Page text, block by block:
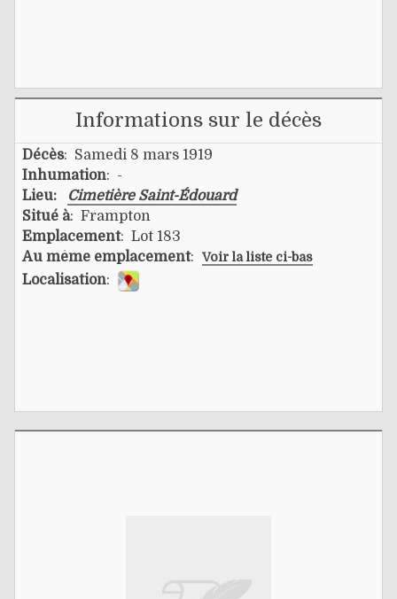
Informations sur le décès
Décès: Samedi 8 mars 1919
Inhumation: -
Lieu:
Cimetière Saint-Édouard
Situé à: Frampton
Emplacement: Lot 183
Au même emplacement: Voir la liste ci-bas
Localisation: